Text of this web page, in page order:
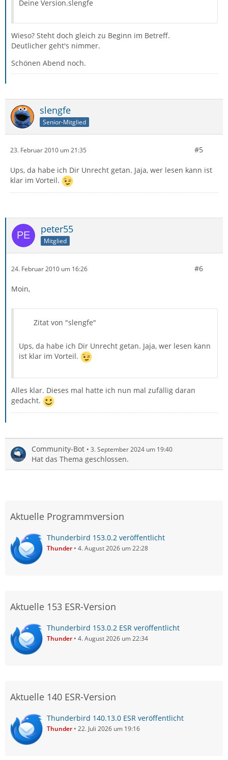
Deine Version.slengfe
Wieso? Steht doch gleich zu Beginn im Betreff.
Deutlicher geht's nimmer.
Schönen Abend noch.
slengfe
Senior-Mitglied
23. Februar 2010 um 21:35 #5
Ups, da habe ich Dir Unrecht getan. Jaja, wer lesen kann ist
klar im Vorteil.
peter55
Mitglied
24. Februar 2010 um 16:26 #6
Moin,
Zitat von "slengfe"
Ups, da habe ich Dir Unrecht getan. Jaja, wer lesen kann
ist klar im Vorteil.
Alles klar. Dieses mal hatte ich nun mal zufällig daran
gedacht.
Community-Bot 3. September 2024 um 19:40
Hat das Thema geschlossen.
Aktuelle Programmversion
Thunderbird 153.0.2 veröffentlicht
Thunder 4. August 2026 um 22:28
Aktuelle 153 ESR-Version
Thunderbird 153.0.2 ESR veröffentlicht
Thunder 4. August 2026 um 22:34
Aktuelle 140 ESR-Version
Thunderbird 140.13.0 ESR veröffentlicht
Thunder 22. Juli 2026 um 19:16